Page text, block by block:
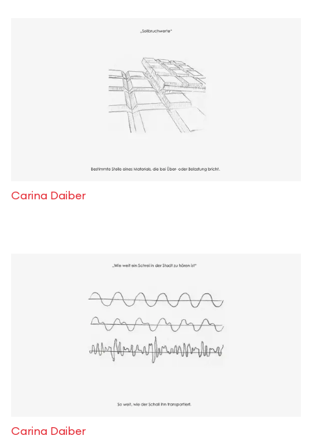
Carina Daiber
Carina Daiber